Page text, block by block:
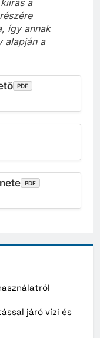
a
így annak
alapján a
PDF
PDF
járó vízi és